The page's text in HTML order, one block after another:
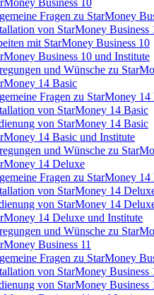
Business 10
Fragen zu StarMoney
von StarMoney Business
mit StarMoney Business 10
Business 10 und Institute
und Wünsche zu
14 Basic
Fragen zu StarMoney 14
von StarMoney 14 Basic
von StarMoney 14 Basic
14 Basic und Institute
und Wünsche zu
14 Deluxe
Fragen zu StarMoney 14
von StarMoney 14
von StarMoney 14
14 Deluxe und Institute
und Wünsche zu
Business 11
Fragen zu StarMoney
von StarMoney Business
von StarMoney Business